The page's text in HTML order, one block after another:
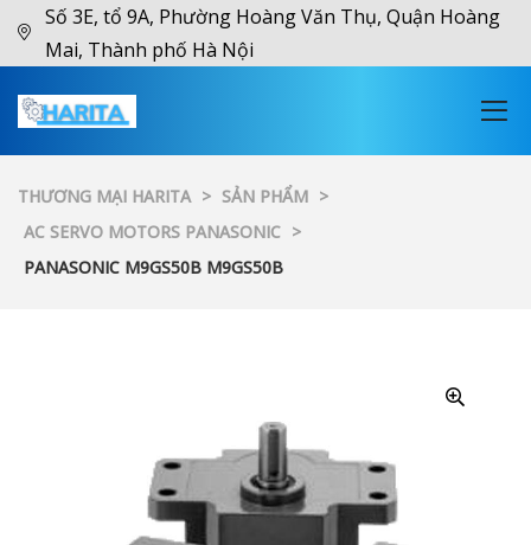
Số 3E, tổ 9A, Phường Hoàng Văn Thụ, Quận Hoàng
Mai, Thành phố Hà Nội
THƯƠNG MẠI HARITA > SẢN PHẨM >
AC SERVO MOTORS PANASONIC >
PANASONIC M9GS50B M9GS50B